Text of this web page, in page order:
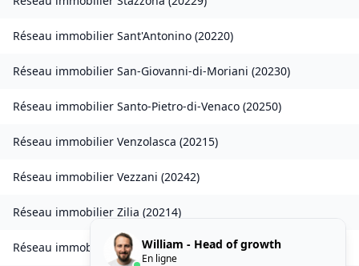
Réseau immobilier Sant'Antonino (20220)
Réseau immobilier San-Giovanni-di-Moriani (20230)
Réseau immobilier Santo-Pietro-di-Venaco (20250)
Réseau immobilier Venzolasca (20215)
Réseau immobilier Vezzani (20242)
Réseau immobilier Zilia (20214)
Réseau immobilierChisa(20240 )
William - Head of growth
En ligne